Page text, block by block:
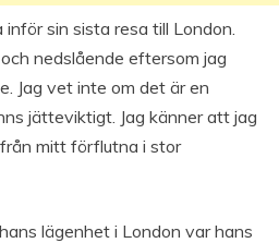
sin sista resa till London.
nedslående eftersom jag
Jag vet inte om det är en
jätteviktigt. Jag känner att jag
mitt förflutna i stor
lägenhet i London var hans